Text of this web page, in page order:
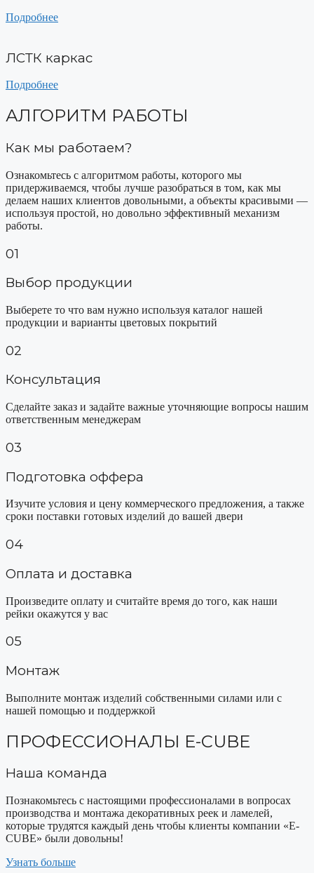
Подробнее
ЛСТК каркас
Подробнее
АЛГОРИТМ РАБОТЫ
Как мы работаем?
Ознакомьтесь с алгоритмом работы, которого мы
придерживаемся, чтобы лучше разобраться в том, как мы
делаем наших клиентов довольными, а объекты красивыми —
используя простой, но довольно эффективный механизм
работы.
01
Выбор продукции
Выберете то что вам нужно используя каталог нашей
продукции и варианты цветовых покрытий
02
Консультация
Сделайте заказ и задайте важные уточняющие вопросы нашим
ответственным менеджерам
03
Подготовка оффера
Изучите условия и цену коммерческого предложения, а также
сроки поставки готовых изделий до вашей двери
04
Оплата и доставка
Произведите оплату и считайте время до того, как наши
рейки окажутся у вас
05
Монтаж
Выполните монтаж изделий собственными силами или с
нашей помощью и поддержкой
ПРОФЕССИОНАЛЫ E-CUBE
Наша команда
Познакомьтесь с настоящими профессионалами в вопросах
производства и монтажа декоративных реек и ламелей,
которые трудятся каждый день чтобы клиенты компании «E-
CUBE» были довольны!
Узнать больше